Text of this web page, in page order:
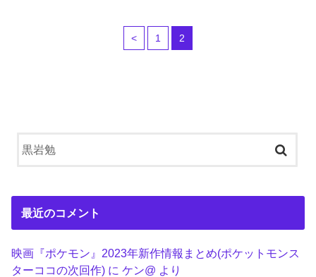
< 1 2
最近のコメント
映画『ポケモン』2023年新作情報まとめ(ポケットモンス
ターココの次回作) にケン@ より